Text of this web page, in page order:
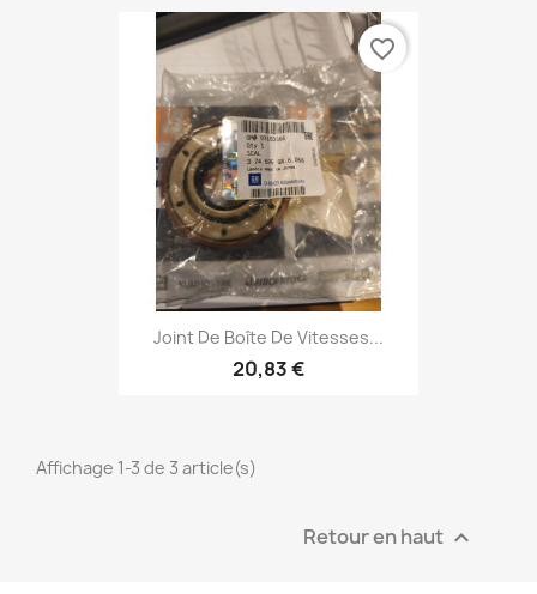
Joint De Boîte De Vitesses...
20,83 €
favorite_border
Affichage 1-3 de 3 article(s)
Retour en haut 